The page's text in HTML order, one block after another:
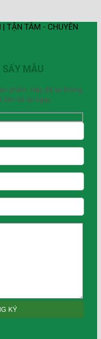
TẬN TÂM - CHUYÊN
MẪU
phẩm. Hãy để lại thông
liên hệ lại ngay.